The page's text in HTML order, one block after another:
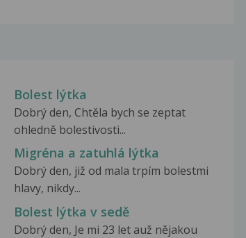
Bolest lýtka
Dobrý den, Chtěla bych se zeptat
ohledně bolestivosti...
Migréna a zatuhlá lýtka
Dobrý den, již od mala trpím bolestmi
hlavy, nikdy...
Bolest lýtka v sedě
Dobrý den, Je mi 23 let auž nějakou